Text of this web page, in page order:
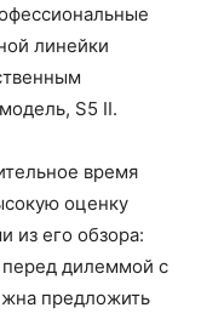
линейки
S5 II.
время
оценку
из его обзора:
перед дилеммой с
предложить